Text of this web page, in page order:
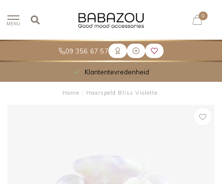
09 356 67 57
MENU
0
Klantentevredenheid
Home / Haarspeld Bliss Violette